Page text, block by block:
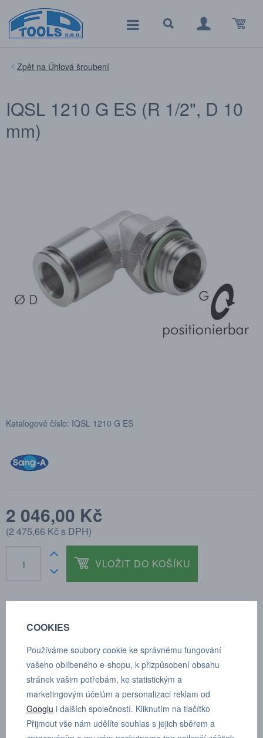
Úhlová šroubení
IQSL 1210 G ES (R 1/2", D 10
mm)
Katalogové číslo: IQSL 1210 G ES
2 046,00 Kč
(2 475,66 Kčs DPH)
VLOŽIT DO KOŠÍKU
TECHNICKÉ ÚDAJE
Zakončení: G 1/2"
Průměr: 10 mm
Materiál: AISI 316L, seals: FKM
COOKIES
Používáme soubory cookie ke správnému fungování
vašeho oblíbeného e-shopu, k přizpůsobení obsahu
stránek vašim potřebám, ke statistickým a
marketingovým účelům a personalizaci reklam od
Googlu i dalších společností. Kliknutím na tlačítko
Přijmout vše nám udělíte souhlas s jejich sběrem a